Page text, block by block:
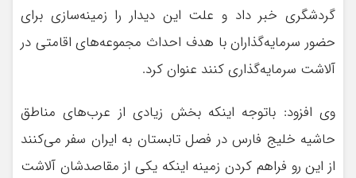
گردشگری خبر داد و علت این دیدار را زمینه‌سازی برای
حضور سرمایه‌گذاران با هدف احداث مجموعه‌های اقامتی در
آلاشت سرمایه‌گذاری کنند عنوان کرد‌.
وی افزود: باتوجه اینکه بخش زیادی از عرب‌های مناطق
حاشیه خلیج فارس در فصل تابستان به ایران سفر می‌کنند
از این رو فراهم کردن زمینه اینکه یکی از مقاصدشان آلاشت